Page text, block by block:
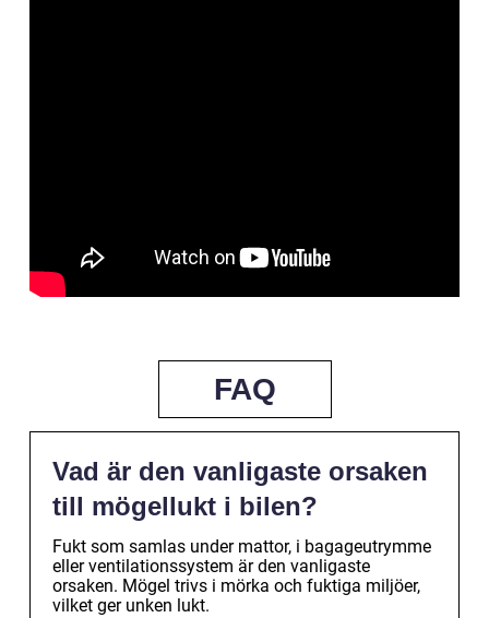
FAQ
Vad är den vanligaste orsaken
till mögellukt i bilen?
Fukt som samlas under mattor, i bagageutrymme
eller ventilationssystem är den vanligaste
orsaken. Mögel trivs i mörka och fuktiga miljöer,
vilket ger unken lukt.